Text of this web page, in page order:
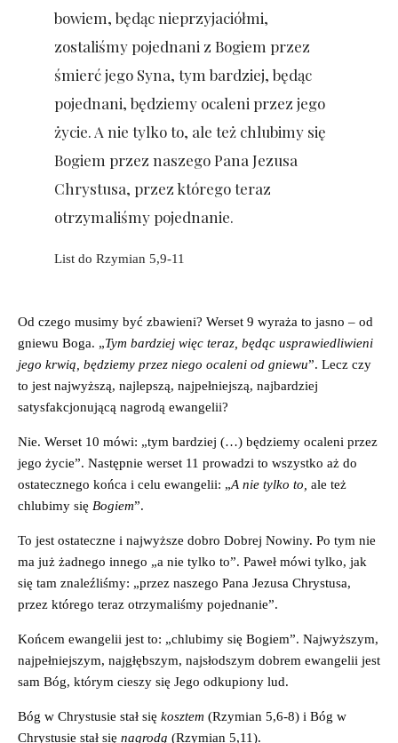
bowiem, będąc nieprzyjaciółmi,
zostaliśmy pojednani z Bogiem przez
śmierć jego Syna, tym bardziej, będąc
pojednani, będziemy ocaleni przez jego
życie. A nie tylko to, ale też chlubimy się
Bogiem przez naszego Pana Jezusa
Chrystusa, przez którego teraz
otrzymaliśmy pojednanie.
List do Rzymian 5,9-11
Od czego musimy być zbawieni? Werset 9 wyraża to jasno – od
gniewu Boga. „Tym bardziej więc teraz, będąc usprawiedliwieni
jego krwią, będziemy przez niego ocaleni od gniewu”. Lecz czy
to jest najwyższą, najlepszą, najpełniejszą, najbardziej
satysfakcjonującą nagrodą ewangelii?
Nie. Werset 10 mówi: „tym bardziej (…) będziemy ocaleni przez
jego życie”. Następnie werset 11 prowadzi to wszystko aż do
ostatecznego końca i celu ewangelii: „A nie tylko to, ale też
chlubimy się Bogiem”.
To jest ostateczne i najwyższe dobro Dobrej Nowiny. Po tym nie
ma już żadnego innego „a nie tylko to”. Paweł mówi tylko, jak
się tam znaleźliśmy: „przez naszego Pana Jezusa Chrystusa,
przez którego teraz otrzymaliśmy pojednanie”.
Końcem ewangelii jest to: „chlubimy się Bogiem”. Najwyższym,
najpełniejszym, najgłębszym, najsłodszym dobrem ewangelii jest
sam Bóg, którym cieszy się Jego odkupiony lud.
Bóg w Chrystusie stał się kosztem (Rzymian 5,6-8) i Bóg w
Chrystusie stał się nagrodą (Rzymian 5,11).